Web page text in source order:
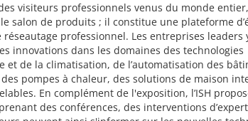
visiteurs professionnels venus du monde entier,
salon de produits ; il constitue une plateforme
réseautage professionnel. Les entreprises leaders
innovations dans les domaines des technologies
et de la climatisation, de l’automatisation des
pompes à chaleur, des solutions de maison
En complément de l'exposition, l’ISH
des conférences, des interventions